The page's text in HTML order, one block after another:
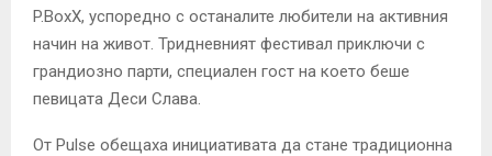
P.BoxX, успоредно с останалите любители на активния
начин на живот. Тридневният фестивал приключи с
грандиозно парти, специален гост на което беше
певицата Деси Слава.
От Pulse обещаха инициативата да стане традиционна